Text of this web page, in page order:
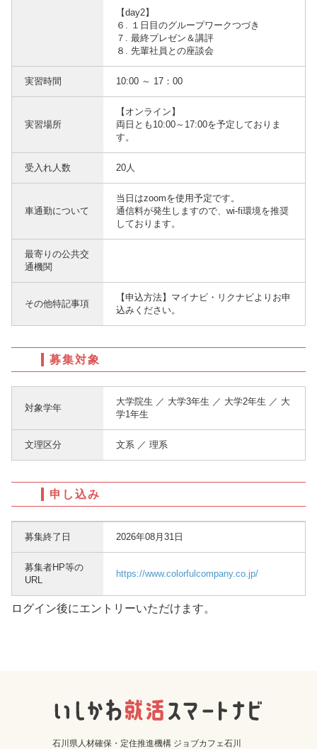
【day2】
６. １日目のグループワークつづき
７. 最終プレゼン＆講評
８. 先輩社員との座談会
実習時間 10:00 ～ 17：00
実習場所
【オンライン】
両日とも10:00～17:00を予定しておりま
す。
受入れ人数 20人
車通勤について
当日はzoomを使用予定です。
通信料が発生しますので、wi-fi環境を推奨
しております。
最寄りの公共交
通機関
その他特記事項
【申込方法】マイナビ・リクナビよりお申
込みください。
募集対象
対象学年
大学院生 ／ 大学3年生 ／ 大学2年生 ／ 大
学1年生
文理区分 文系 ／ 理系
申し込み
募集終了日 2026年08月31日
募集者HP等の
URL
https://www.colorfulcompany.co.jp/
ログイン後にエントリーいただけます。
石川県人材確保・定住推進機構 ジョブカフェ石川